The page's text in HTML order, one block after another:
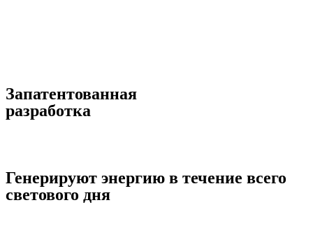
Запатентованная
разработка
Генерируют энергию в течение всего
светового дня